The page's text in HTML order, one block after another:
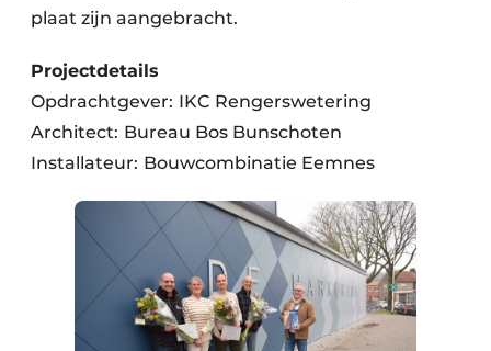
plaat zijn aangebracht.
Projectdetails
Opdrachtgever: IKC Rengerswetering
Architect: Bureau Bos Bunschoten
Installateur: Bouwcombinatie Eemnes